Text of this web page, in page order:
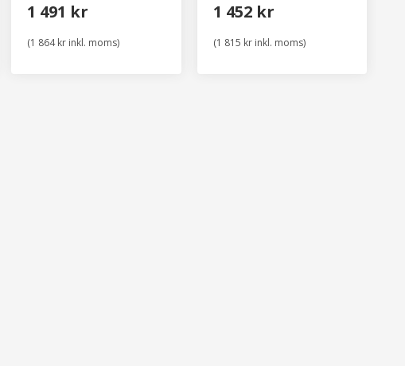
1 491 kr
(1 864 kr inkl. moms)
1 452 kr
(1 815 kr inkl. moms)